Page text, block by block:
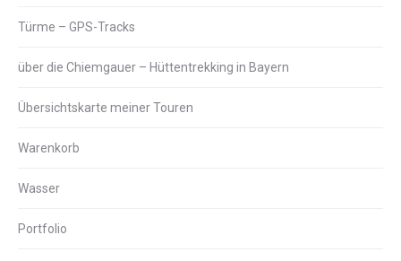
Türme – GPS-Tracks
über die Chiemgauer – Hüttentrekking in Bayern
Übersichtskarte meiner Touren
Warenkorb
Wasser
Portfolio